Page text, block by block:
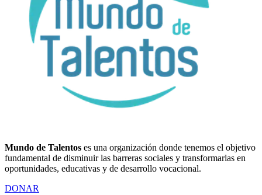
Mundo de Talentos es una organización donde tenemos el objetivo
fundamental de disminuir las barreras sociales y transformarlas en
oportunidades, educativas y de desarrollo vocacional.
DONAR